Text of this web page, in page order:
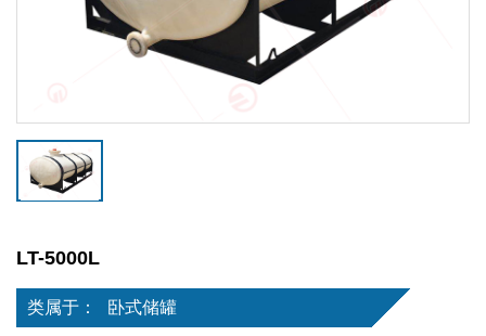
LT-5000L
类属于： 卧式储罐